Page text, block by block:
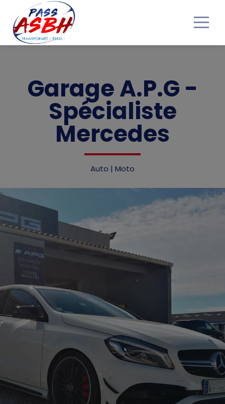
Nos bons Plans
Obtenir mon Pass ASBH
Devenir partenaire
Garage A.P.G -
Spécialiste
Mercedes
Auto | Moto